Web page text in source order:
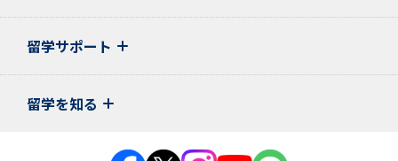
留学サポート
留学を知る